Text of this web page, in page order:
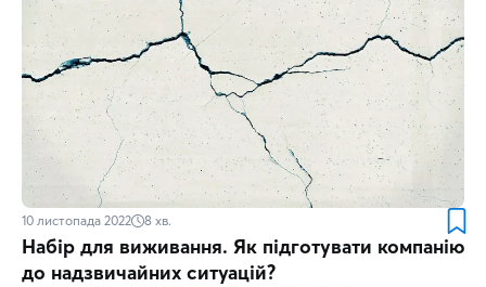
10 листопада 2022 8 хв.
Набір для виживання. Як підготувати компанію
до надзвичайних ситуацій?